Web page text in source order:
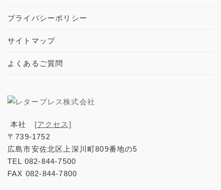
プライバシーポリシー
サイトマップ
よくあるご質問
本社 [アクセス]
〒739-1752
広島市安佐北区上深川町809番地の5
TEL 082-844-7500
FAX 082-844-7800